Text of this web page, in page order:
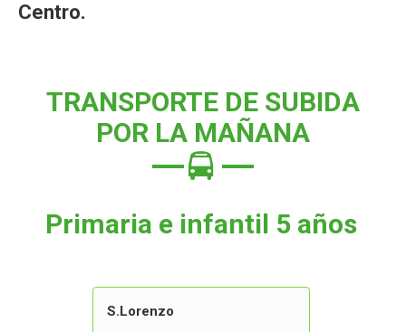
Centro.
TRANSPORTE DE SUBIDA
POR LA MAÑANA
Primaria e infantil 5 años
S.Lorenzo